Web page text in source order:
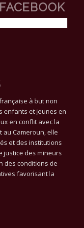
à but non
enfants et jeunes en
en conflit avec la
au Cameroun, elle
et des institutions
justice des mineurs
des conditions de
favorisant la